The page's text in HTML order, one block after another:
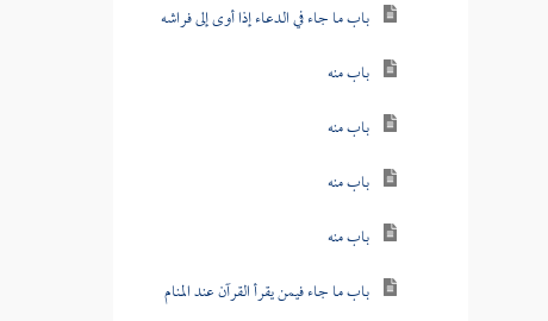
باب ما جاء في الدعاء إذا أوى إلى فراشه
باب منه
باب منه
باب منه
باب منه
باب ما جاء فيمن يقرأ القرآن عند المنام